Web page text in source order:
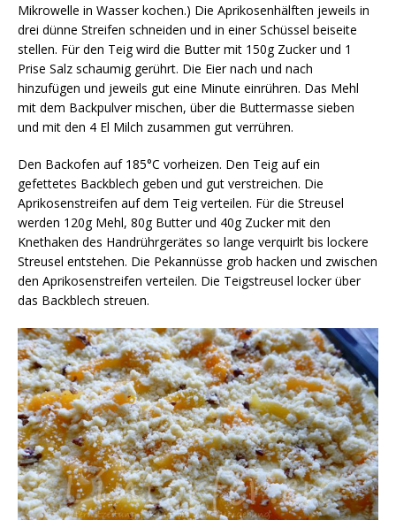
Mikrowelle in Wasser kochen.) Die Aprikosenhälften jeweils in
drei dünne Streifen schneiden und in einer Schüssel beiseite
stellen. Für den Teig wird die Butter mit 150g Zucker und 1
Prise Salz schaumig gerührt. Die Eier nach und nach
hinzufügen und jeweils gut eine Minute einrühren. Das Mehl
mit dem Backpulver mischen, über die Buttermasse sieben
und mit den 4 El Milch zusammen gut verrühren.
Den Backofen auf 185°C vorheizen. Den Teig auf ein
gefettetes Backblech geben und gut verstreichen. Die
Aprikosenstreifen auf dem Teig verteilen. Für die Streusel
werden 120g Mehl, 80g Butter und 40g Zucker mit den
Knethaken des Handrührgerätes so lange verquirlt bis lockere
Streusel entstehen. Die Pekannüsse grob hacken und zwischen
den Aprikosenstreifen verteilen. Die Teigstreusel locker über
das Backblech streuen.